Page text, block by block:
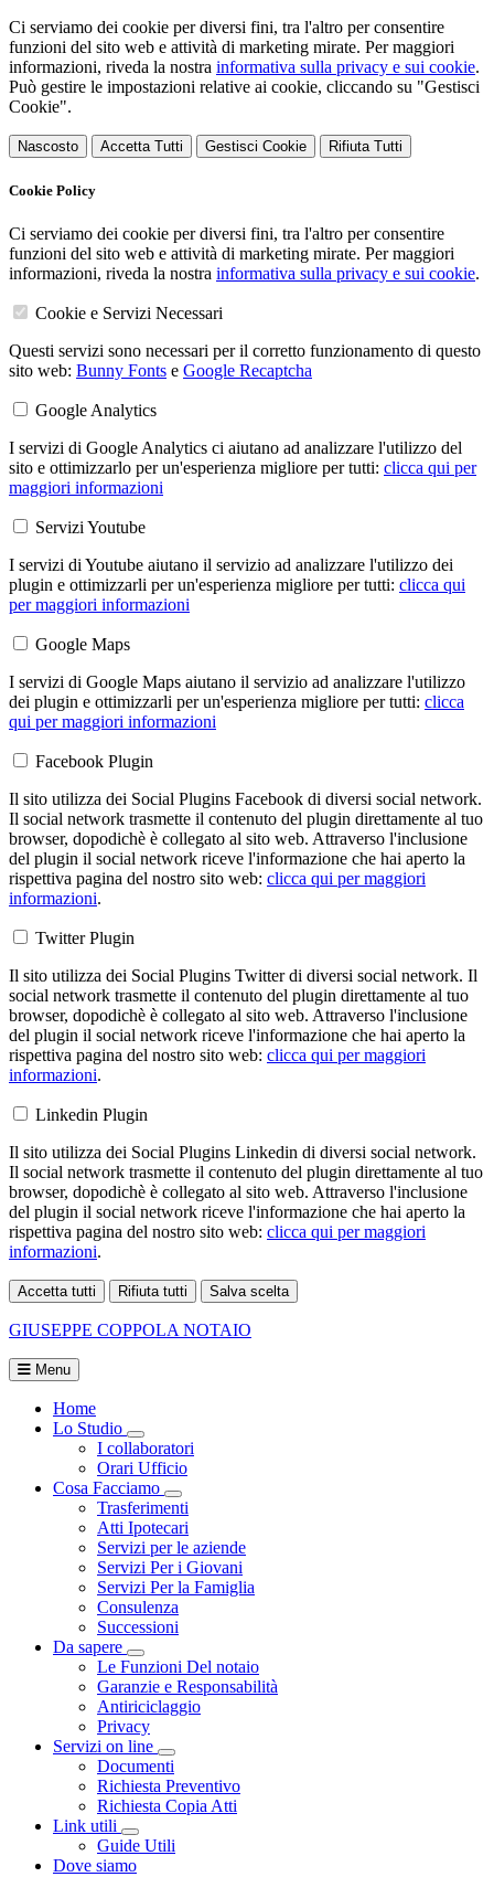
Ci serviamo dei cookie per diversi fini, tra l'altro per consentire
funzioni del sito web e attività di marketing mirate. Per maggiori
informazioni, riveda la nostra informativa sulla privacy e sui cookie.
Può gestire le impostazioni relative ai cookie, cliccando su "Gestisci
Cookie".
Nascosto Accetta Tutti Gestisci Cookie Rifiuta Tutti
Cookie Policy
Ci serviamo dei cookie per diversi fini, tra l'altro per consentire
funzioni del sito web e attività di marketing mirate. Per maggiori
informazioni, riveda la nostra informativa sulla privacy e sui cookie.
Cookie e Servizi Necessari
Questi servizi sono necessari per il corretto funzionamento di questo
sito web: Bunny Fonts e Google Recaptcha
Google Analytics
I servizi di Google Analytics ci aiutano ad analizzare l'utilizzo del
sito e ottimizzarlo per un'esperienza migliore per tutti: clicca qui per
maggiori informazioni
Servizi Youtube
I servizi di Youtube aiutano il servizio ad analizzare l'utilizzo dei
plugin e ottimizzarli per un'esperienza migliore per tutti: clicca qui
per maggiori informazioni
Google Maps
I servizi di Google Maps aiutano il servizio ad analizzare l'utilizzo
dei plugin e ottimizzarli per un'esperienza migliore per tutti: clicca
qui per maggiori informazioni
Facebook Plugin
Il sito utilizza dei Social Plugins Facebook di diversi social network.
Il social network trasmette il contenuto del plugin direttamente al tuo
browser, dopodichè è collegato al sito web. Attraverso l'inclusione
del plugin il social network riceve l'informazione che hai aperto la
rispettiva pagina del nostro sito web: clicca qui per maggiori
informazioni.
Twitter Plugin
Il sito utilizza dei Social Plugins Twitter di diversi social network. Il
social network trasmette il contenuto del plugin direttamente al tuo
browser, dopodichè è collegato al sito web. Attraverso l'inclusione
del plugin il social network riceve l'informazione che hai aperto la
rispettiva pagina del nostro sito web: clicca qui per maggiori
informazioni.
Linkedin Plugin
Il sito utilizza dei Social Plugins Linkedin di diversi social network.
Il social network trasmette il contenuto del plugin direttamente al tuo
browser, dopodichè è collegato al sito web. Attraverso l'inclusione
del plugin il social network riceve l'informazione che hai aperto la
rispettiva pagina del nostro sito web: clicca qui per maggiori
informazioni.
Accetta tutti Rifiuta tutti Salva scelta
GIUSEPPE COPPOLA NOTAIO
Menu
Home
Lo Studio
Visualizza menù di secondo livello
I collaboratori
Orari Ufficio
Cosa Facciamo
Visualizza menù di secondo livello
Trasferimenti
Atti Ipotecari
Servizi per le aziende
Servizi Per i Giovani
Servizi Per la Famiglia
Consulenza
Successioni
Da sapere
Visualizza menù di secondo livello
Le Funzioni Del notaio
Garanzie e Responsabilità
Antiriciclaggio
Privacy
Servizi on line
Visualizza menù di secondo livello
Documenti
Richiesta Preventivo
Richiesta Copia Atti
Link utili
Visualizza menù di secondo livello
Guide Utili
Dove siamo